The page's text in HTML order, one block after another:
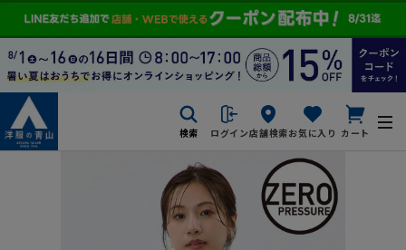
検索 ログイン店舗検索お気に入り カート